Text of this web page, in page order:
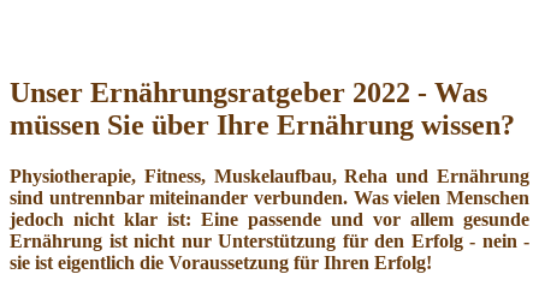
Unser Ernährungsratgeber 2022 - Was
müssen Sie über Ihre Ernährung wissen?
Physiotherapie, Fitness, Muskelaufbau, Reha und Ernährung
sind untrennbar miteinander verbunden. Was vielen Menschen
jedoch nicht klar ist: Eine passende und vor allem gesunde
Ernährung ist nicht nur Unterstützung für den Erfolg - nein -
sie ist eigentlich die Voraussetzung für Ihren Erfolg!